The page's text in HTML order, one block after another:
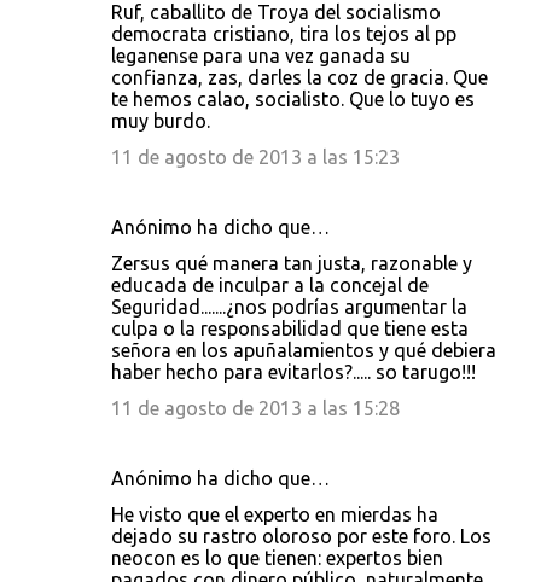
Ruf, caballito de Troya del socialismo
democrata cristiano, tira los tejos al pp
leganense para una vez ganada su
confianza, zas, darles la coz de gracia. Que
te hemos calao, socialisto. Que lo tuyo es
muy burdo.
11 de agosto de 2013 a las 15:23
Anónimo ha dicho que…
Zersus qué manera tan justa, razonable y
educada de inculpar a la concejal de
Seguridad.......¿nos podrías argumentar la
culpa o la responsabilidad que tiene esta
señora en los apuñalamientos y qué debiera
haber hecho para evitarlos?..... so tarugo!!!
11 de agosto de 2013 a las 15:28
Anónimo ha dicho que…
He visto que el experto en mierdas ha
dejado su rastro oloroso por este foro. Los
neocon es lo que tienen: expertos bien